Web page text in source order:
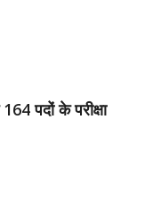
पदों के परीक्षा